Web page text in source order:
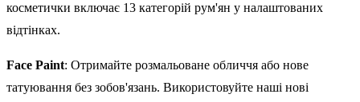
косметички включає 13 категорій рум'ян у налаштованих
відтінках.
Face Paint: Отримайте розмальоване обличчя або нове
татуювання без зобов'язань. Використовуйте наші нові